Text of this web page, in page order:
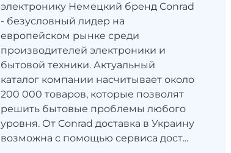
электронику Немецкий бренд Conrad
- безусловный лидер на
европейском рынке среди
производителей электроники и
бытовой техники. Актуальный
каталог компании насчитывает около
200 000 товаров, которые позволят
решить бытовые проблемы любого
уровня. От Conrad доставка в Украину
возможна с помощью сервиса дост...